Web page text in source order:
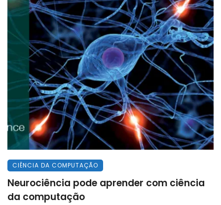
CIÊNCIA DA COMPUTAÇÃO
Neurociência pode aprender com ciência
da computação